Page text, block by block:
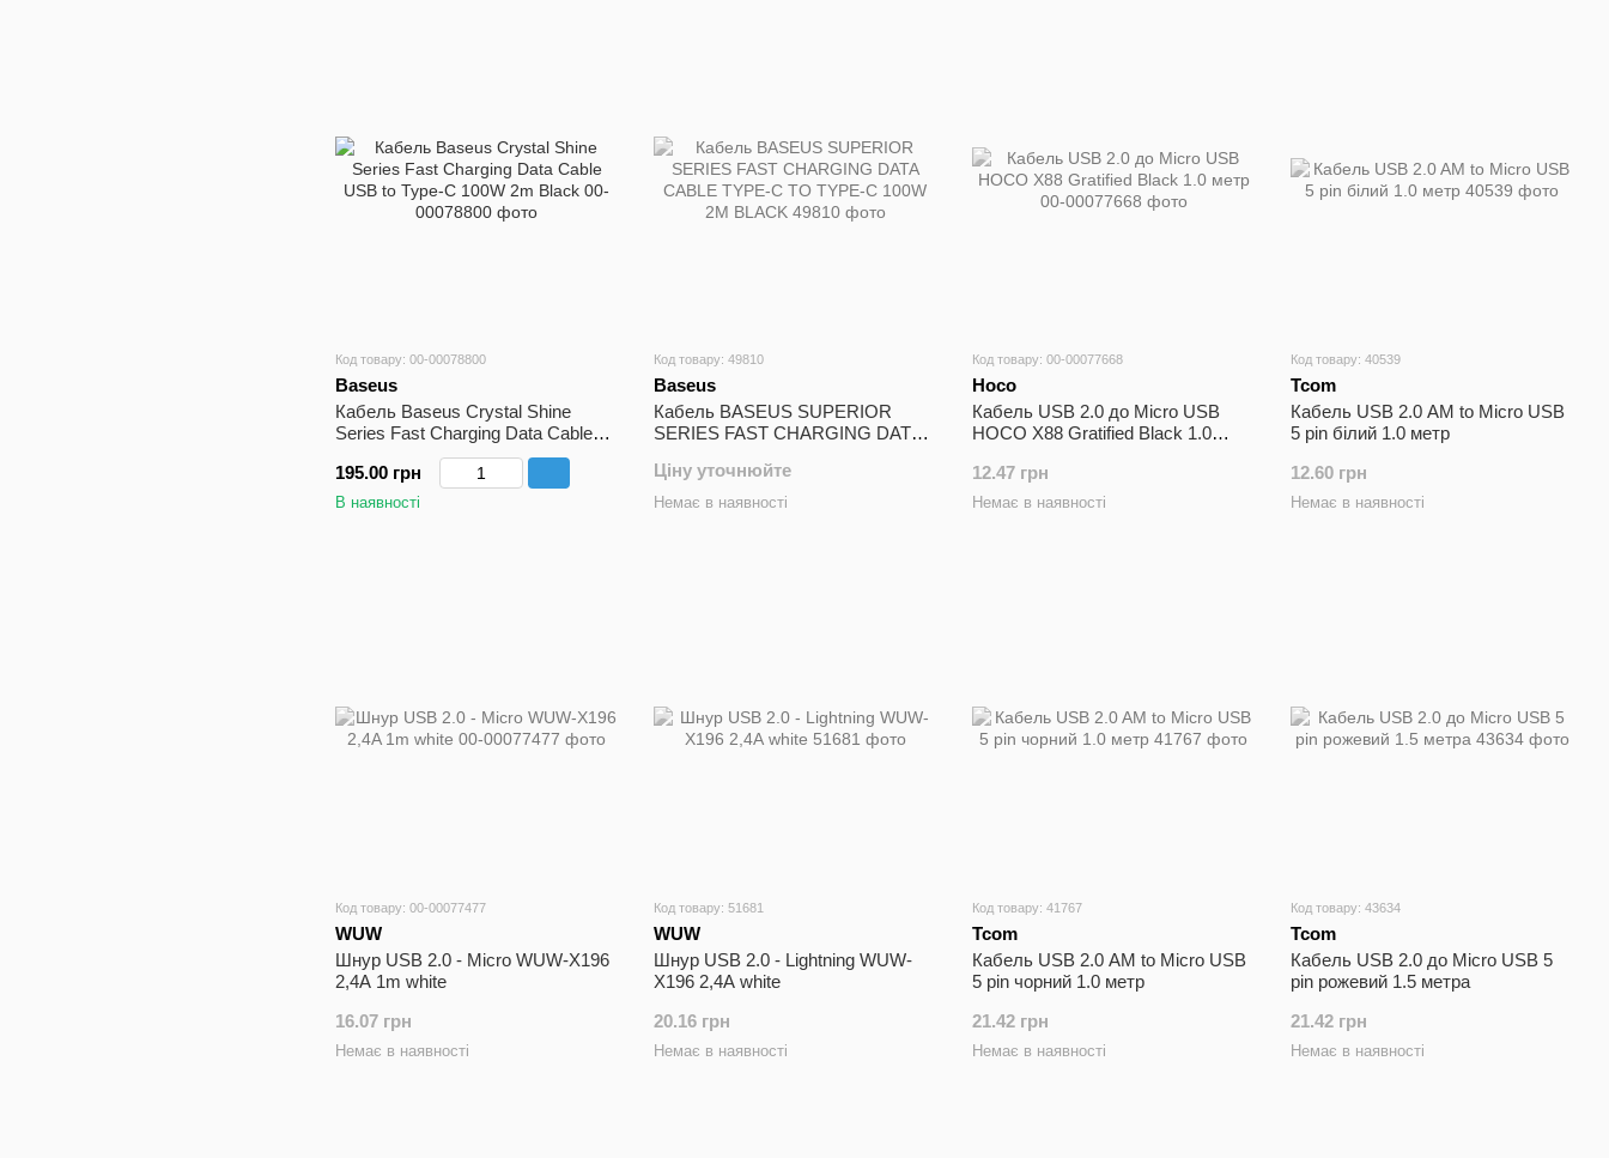
Код товару: 00-00078800
Baseus
Кабель Baseus Crystal Shine
Series Fast Charging Data Cable
USB to Type-C 100W 2m Black
195.00 грн
В наявності
Код товару: 49810
Baseus
Кабель BASEUS SUPERIOR
SERIES FAST CHARGING DATA
2M BLACK
Ціну уточнюйте
Немає в наявності
Код товару: 00-00077668
Hoco
Кабель USB 2.0 до Micro USB
HOCO X88 Gratified Black 1.0
12.47 грн
Немає в наявності
Код товару: 40539
Tcom
Кабель USB 2.0 AM to Micro USB
5 pin білий 1.0 метр
12.60 грн
Немає в наявності
Код товару: 00-00077477
WUW
Шнур USB 2.0 - Micro WUW-X196
2,4A 1m white
16.07 грн
Немає в наявності
Код товару: 51681
WUW
Шнур USB 2.0 - Lightning WUW-
X196 2,4А white
20.16 грн
Немає в наявності
Код товару: 41767
Tcom
Кабель USB 2.0 AM to Micro USB
5 pin чорний 1.0 метр
21.42 грн
Немає в наявності
Код товару: 43634
Tcom
Кабель USB 2.0 до Micro USB 5
pin рожевий 1.5 метра
21.42 грн
Немає в наявності